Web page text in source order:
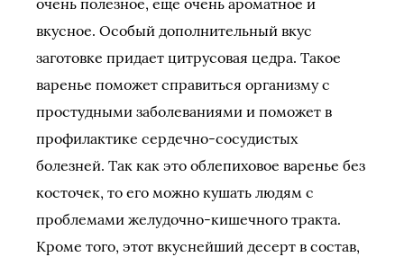
очень полезное, еще очень ароматное и
вкусное. Особый дополнительный вкус
заготовке придает цитрусовая цедра. Такое
варенье поможет справиться организму с
простудными заболеваниями и поможет в
профилактике сердечно-сосудистых
болезней. Так как это облепиховое варенье без
косточек, то его можно кушать людям с
проблемами желудочно-кишечного тракта.
Кроме того, этот вкуснейший десерт в состав,